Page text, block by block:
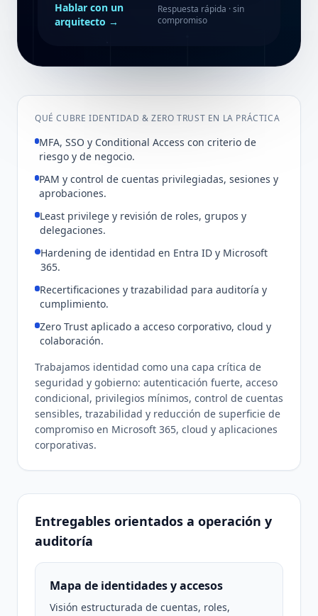
Hablar con un
arquitecto →
Respuesta rápida · sin
compromiso
QUÉ CUBRE IDENTIDAD & ZERO TRUST EN LA PRÁCTICA
MFA, SSO y Conditional Access con criterio de
riesgo y de negocio.
PAM y control de cuentas privilegiadas, sesiones y
aprobaciones.
Least privilege y revisión de roles, grupos y
delegaciones.
Hardening de identidad en Entra ID y Microsoft
365.
Recertificaciones y trazabilidad para auditoría y
cumplimiento.
Zero Trust aplicado a acceso corporativo, cloud y
colaboración.
Trabajamos identidad como una capa crítica de
seguridad y gobierno: autenticación fuerte, acceso
condicional, privilegios mínimos, control de cuentas
sensibles, trazabilidad y reducción de superficie de
compromiso en Microsoft 365, cloud y aplicaciones
corporativas.
Entregables orientados a operación y
auditoría
Mapa de identidades y accesos
Visión estructurada de cuentas, roles,